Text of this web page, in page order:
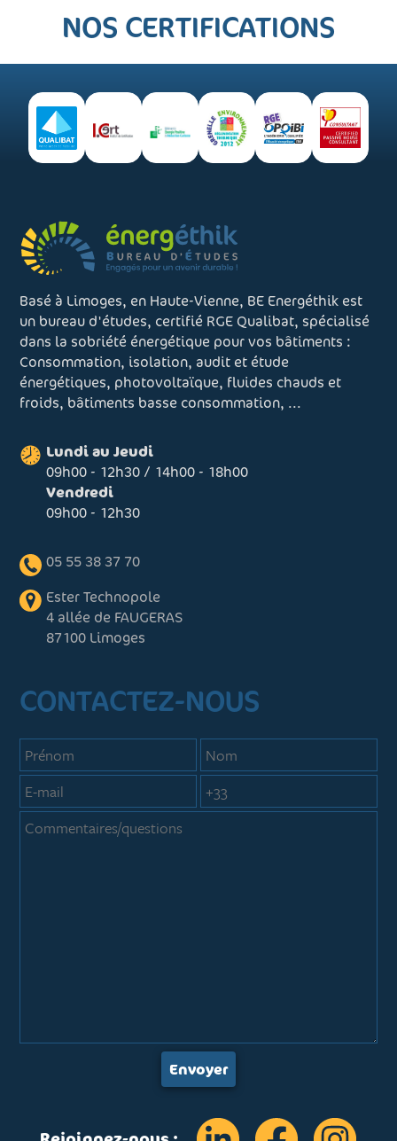
NOS CERTIFICATIONS
Basé à Limoges, en Haute-Vienne, BE Energéthik est
un bureau d'études, certifié RGE Qualibat, spécialisé
dans la sobriété énergétique pour vos bâtiments :
Consommation, isolation, audit et étude
énergétiques, photovoltaïque, fluides chauds et
froids, bâtiments basse consommation, ...
Lundi au Jeudi
09h00 - 12h30 / 14h00 - 18h00
Vendredi
09h00 - 12h30
05 55 38 37 70
Ester Technopole
4 allée de FAUGERAS
87100 Limoges
CONTACTEZ-NOUS